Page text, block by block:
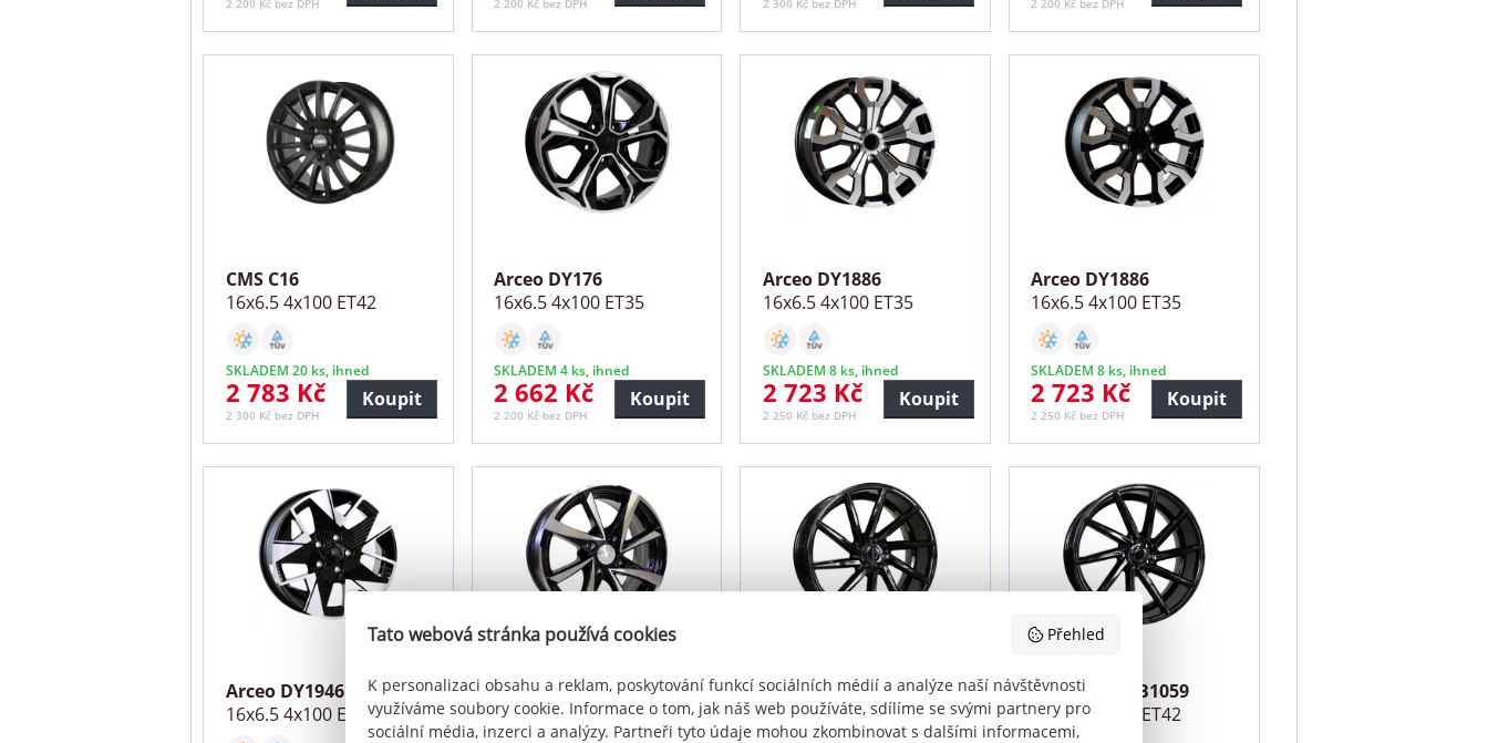
CMS C16
16x6.5 4x100 ET42
SKLADEM 20 ks, ihned
2 783 Kč
2 300 Kč bez DPH
Koupit
Arceo DY176
16x6.5 4x100 ET35
SKLADEM 4 ks, ihned
2 662 Kč
2 200 Kč bez DPH
Koupit
Arceo DY1886
16x6.5 4x100 ET35
SKLADEM 8 ks, ihned
2 723 Kč
2 250 Kč bez DPH
Koupit
Arceo DY1886
16x6.5 4x100 ET35
SKLADEM 8 ks, ihned
2 723 Kč
2 250 Kč bez DPH
Koupit
Arceo DY1946
16x6.5 4x100 ET35
Racing Line BK575
15x6.5 4x100 ET40
Racing Line B1058
16x6.5 4x100 ET42
Racing Line B1059
16x6.5 4x100 ET42
Tato webová stránka používá cookies Přehled
K personalizaci obsahu a reklam, poskytování funkcí sociálních médií a analýze naší návštěvnosti
využíváme soubory cookie. Informace o tom, jak náš web používáte, sdílíme se svými partnery pro
sociální média, inzerci a analýzy. Partneři tyto údaje mohou zkombinovat s dalšími informacemi,